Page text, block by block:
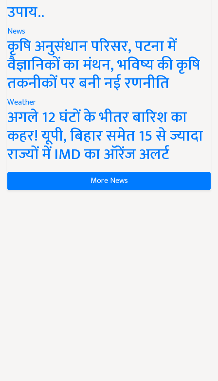
उपाय..
News
कृषि अनुसंधान परिसर, पटना में
वैज्ञानिकों का मंथन, भविष्य की कृषि
तकनीकों पर बनी नई रणनीति
Weather
अगले 12 घंटों के भीतर बारिश का
कहर! यूपी, बिहार समेत 15 से ज्यादा
राज्यों में IMD का ऑरेंज अलर्ट
More News